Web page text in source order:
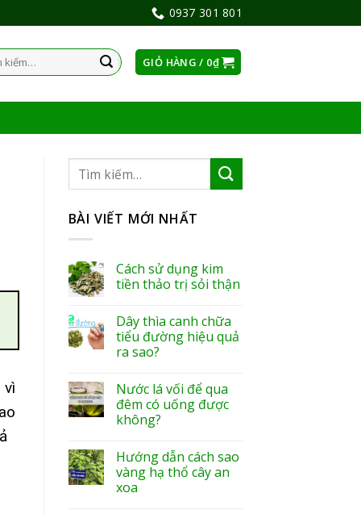
0937 301 801
GIỎ HÀNG / 0₫
vì
BÀI VIẾT MỚI NHẤT
Cách sử dụng kim
tiền thảo trị sỏi thận
Dây thìa canh chữa
tiểu đường hiệu quả
ra sao?
Nước lá vối để qua
đêm có uống được
không?
Hướng dẫn cách sao
vàng hạ thổ cây an
xoa